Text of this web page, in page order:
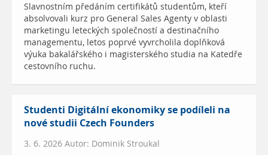
Slavnostním předáním certifikátů studentům, kteří
absolvovali kurz pro General Sales Agenty v oblasti
marketingu leteckých společností a destinačního
managementu, letos poprvé vyvrcholila doplňková
výuka bakalářského i magisterského studia na Katedře
cestovního ruchu.
Studenti Digitální ekonomiky se podíleli na
nové studii Czech Founders
3. 6. 2026 Autor: Dominik Stroukal